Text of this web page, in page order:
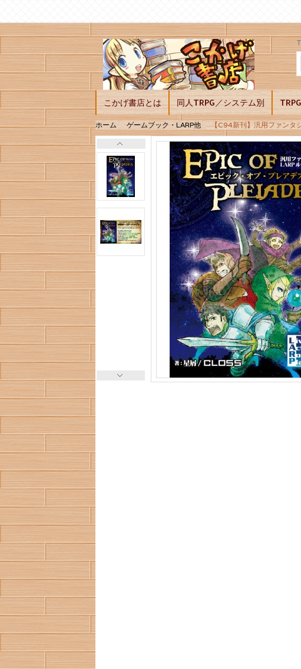
こかげ書店とは 同人TRPG／システム別
ホーム ゲームブック・LARP他 【C94新刊】汎用ファンタ